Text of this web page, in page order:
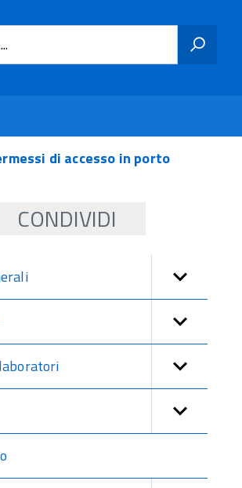
di accesso in porto
CONDIVIDI